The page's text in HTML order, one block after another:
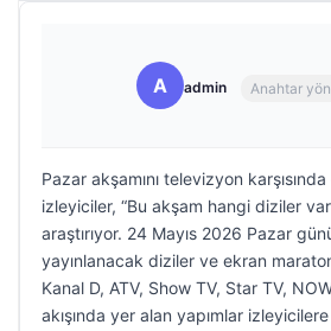
A admin Anahtar
Pazar akşamını televizyon
izleyiciler, “Bu akşam hangi diziler
araştırıyor. 24 Mayıs 2026 Pazar
yayınlanacak diziler ve ekran
Kanal D, ATV, Show TV, Star TV,
akışında yer alan yapımlar